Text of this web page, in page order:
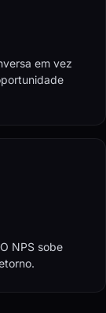
em vez
NPS sobe